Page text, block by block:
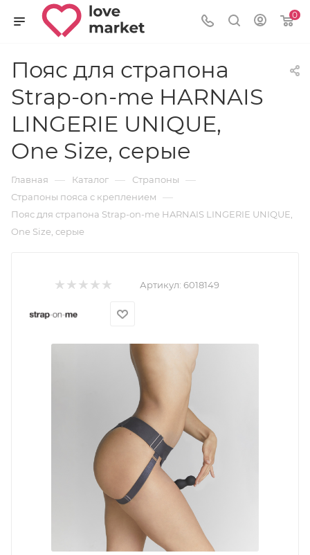
0
Пояс для страпона
Strap-on-me HARNAIS
LINGERIE UNIQUE,
One Size, серые
Главная — Каталог — Страпоны —
Страпоны пояса с креплением —
Пояс для страпона Strap-on-me HARNAIS LINGERIE UNIQUE,
One Size, серые
Артикул: 6018149